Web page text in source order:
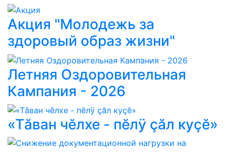
Акция "Молодежь за
здоровый образ жизни"
Летняя Оздоровительная
Кампания - 2026
«Тăван чĕлхе - пĕлÿ çăл куçĕ»